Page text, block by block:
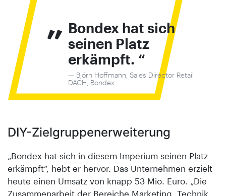
„ Bondex hat sich
seinen Platz
erkämpft.
Björn Hoffmann, Sales Director Retail
DACH, Bondex
DIY-Zielgruppen­erweiterung
„Bondex hat sich in diesem Imperium seinen Platz
erkämpft“, hebt er hervor. Das Unternehmen erzielt
heute einen Umsatz von knapp 53 Mio. Euro. „Die
Zusammenarbeit der Bereiche Marketing, Technik